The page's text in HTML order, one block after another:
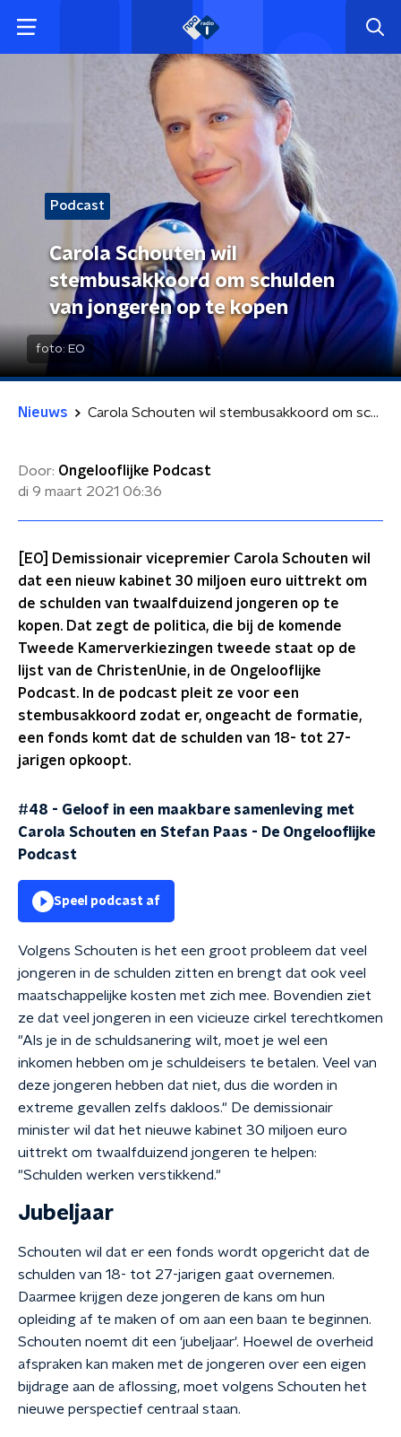
Podcast
Carola Schouten wil
stembusakkoord om schulden
van jongeren op te kopen
foto: EO
Nieuws Carola Schouten wil stembusakkoord om schulden van jongeren op te kopen
Door: Ongelooflijke Podcast
di 9 maart 2021 06:36
[EO] Demissionair vicepremier Carola Schouten wil
dat een nieuw kabinet 30 miljoen euro uittrekt om
de schulden van twaalfduizend jongeren op te
kopen. Dat zegt de politica, die bij de komende
Tweede Kamerverkiezingen tweede staat op de
lijst van de ChristenUnie, in de Ongelooflijke
Podcast. In de podcast pleit ze voor een
stembusakkoord zodat er, ongeacht de formatie,
een fonds komt dat de schulden van 18- tot 27-
jarigen opkoopt.
#48 - Geloof in een maakbare samenleving met
Carola Schouten en Stefan Paas - De Ongelooflijke
Podcast
Speel podcast af
Volgens Schouten is het een groot probleem dat veel
jongeren in de schulden zitten en brengt dat ook veel
maatschappelijke kosten met zich mee. Bovendien ziet
ze dat veel jongeren in een vicieuze cirkel terechtkomen
"Als je in de schuldsanering wilt, moet je wel een
inkomen hebben om je schuldeisers te betalen. Veel van
deze jongeren hebben dat niet, dus die worden in
extreme gevallen zelfs dakloos." De demissionair
minister wil dat het nieuwe kabinet 30 miljoen euro
uittrekt om twaalfduizend jongeren te helpen:
"Schulden werken verstikkend."
Jubeljaar
Schouten wil dat er een fonds wordt opgericht dat de
schulden van 18- tot 27-jarigen gaat overnemen.
Daarmee krijgen deze jongeren de kans om hun
opleiding af te maken of om aan een baan te beginnen.
Schouten noemt dit een 'jubeljaar'. Hoewel de overheid
afspraken kan maken met de jongeren over een eigen
bijdrage aan de aflossing, moet volgens Schouten het
nieuwe perspectief centraal staan.